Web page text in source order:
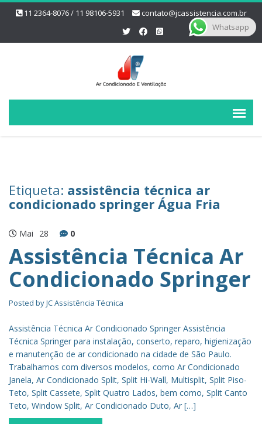
11 2364-8076 / 11 98106-5931 contato@jcassistencia.com.br
Etiqueta: assistência técnica ar
condicionado springer Água Fria
Mai 28 0
Assistência Técnica Ar
Condicionado Springer
Posted byJC Assistência Técnica
Assistência Técnica Ar Condicionado Springer Assistência
Técnica Springer para instalação, conserto, reparo, higienização
e manutenção de ar condicionado na cidade de São Paulo.
Trabalhamos com diversos modelos, como Ar Condicionado
Janela, Ar Condicionado Split, Split Hi-Wall, Multisplit, Split Piso-
Teto, Split Cassete, Split Quatro Lados, bem como, Split Canto
Teto, Window Split, Ar Condicionado Duto, Ar […]
Whatsapp